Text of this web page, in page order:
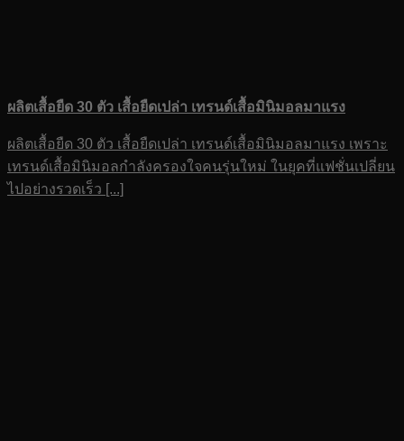
ผลิตเสื้อยืด 30 ตัว เสื้อยืดเปล่า เทรนด์เสื้อมินิมอลมาแรง
ผลิตเสื้อยืด 30 ตัว เสื้อยืดเปล่า เทรนด์เสื้อมินิมอลมาแรง เพราะ
เทรนด์เสื้อมินิมอลกำลังครองใจคนรุ่นใหม่ ในยุคที่แฟชั่นเปลี่ยน
ไปอย่างรวดเร็ว [...]